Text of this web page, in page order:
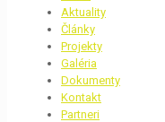
Aktuality
Články
Projekty
Galéria
Dokumenty
Kontakt
Partneri